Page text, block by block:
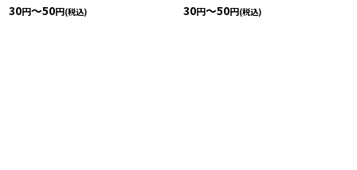
30円～50円(税込) 30円～50円(税込)